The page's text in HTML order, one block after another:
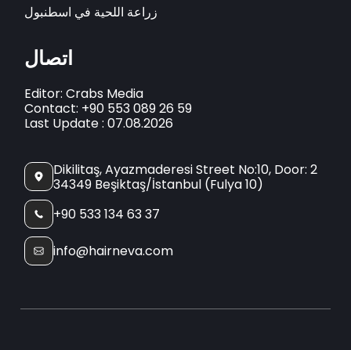
زراعة اللحية في اسطنبول
اتصال
Editor: Crabs Media
Contact: +90 553 089 26 59
Last Update : 07.08.2026
Dikilitaş, Ayazmaderesi Street No:10, Door: 2
34349 Beşiktaş/İstanbul (Fulya 10)
+90 533 134 63 37
info@hairneva.com